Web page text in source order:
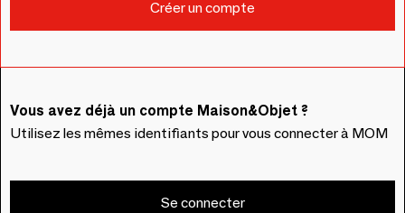
Vous avez déjà un compte Maison&Objet ?
Utilisez les mêmes identifiants pour vous connecter à MOM
Se connecter